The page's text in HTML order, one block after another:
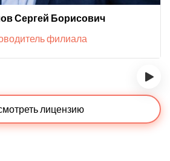
Сергей Борисович
филиала
›
лицензию